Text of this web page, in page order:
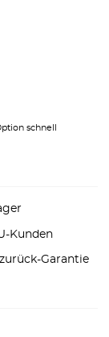
schnell
Kunden
Garantie